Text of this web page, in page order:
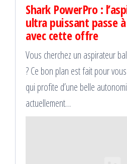
Shark PowerPro :
ultra puissant passe
avec cette offre
Vous cherchez un aspirateur
? Ce bon plan est fait pour
qui profite d’une belle
actuellement…